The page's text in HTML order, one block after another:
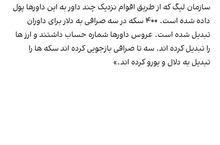
سازمان لیگ که از طریق اقوام نزدیک چند داور به این داورها پول
داده شده است. ۴۰۰ سکه در سه صرافی به دلار برای داوران
تبدیل شده است. عروس داورها شماره حساب داشتند و ارز ها
را تبدیل کرده اند. سه تا صرافی بازجویی کرده اند سکه ها را
تبدیل به دلال و یورو کرده اند.»